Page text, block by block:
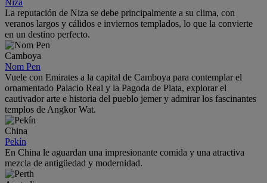
La reputación de Niza se debe principalmente a su clima, con
veranos largos y cálidos e inviernos templados, lo que la convierte
en un destino perfecto.
Camboya
Nom Pen
Vuele con Emirates a la capital de Camboya para contemplar el
ornamentado Palacio Real y la Pagoda de Plata, explorar el
cautivador arte e historia del pueblo jemer y admirar los fascinantes
templos de Angkor Wat.
China
Pekín
En China le aguardan una impresionante comida y una atractiva
mezcla de antigüedad y modernidad.